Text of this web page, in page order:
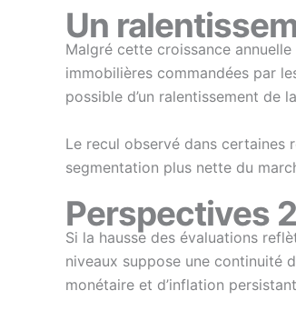
Un
Malgré cette croissance annuelle
immobilières commandées par
possible d’un ralentissement de
Le recul observé dans certaines
segmentation plus nette du
Perspectives
Si la hausse des évaluations
niveaux suppose une continuité
monétaire et d’inflation